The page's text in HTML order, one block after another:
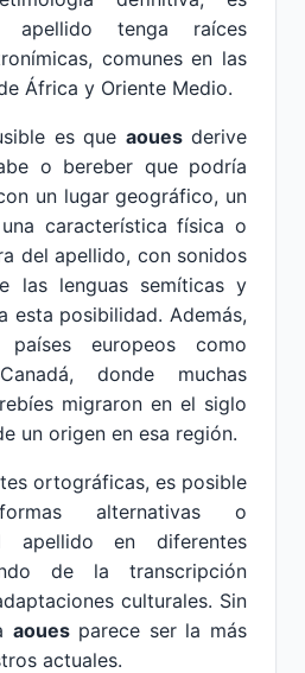
tenga raíces
comunes en las
África y Oriente Medio.
es que aouesderive
o bereber que podría
un lugar geográfico, un
característica física o
del apellido, con sonidos
las lenguas semíticas y
esta posibilidad. Además,
europeos como
donde muchas
migraron en el siglo
un origen en esa región.
ortográficas, es posible
alternativas o
apellido en diferentes
de la transcripción
culturales. Sin
aouesparece ser la más
actuales.